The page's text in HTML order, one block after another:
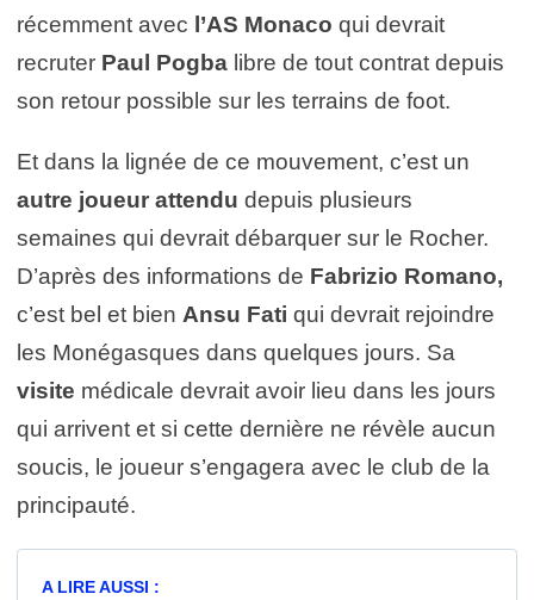
récemment avec l’AS Monaco qui devrait
recruter Paul Pogba libre de tout contrat depuis
son retour possible sur les terrains de foot.
Et dans la lignée de ce mouvement, c’est un
autre joueur attendu depuis plusieurs
semaines qui devrait débarquer sur le Rocher.
D’après des informations de Fabrizio Romano,
c’est bel et bien Ansu Fati qui devrait rejoindre
les Monégasques dans quelques jours. Sa
visite médicale devrait avoir lieu dans les jours
qui arrivent et si cette dernière ne révèle aucun
soucis, le joueur s’engagera avec le club de la
principauté.
A LIRE AUSSI :